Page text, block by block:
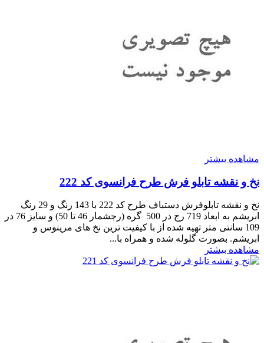
مشاهده بیشتر
نخ و نقشه تابلو فرش طرح فرانسوی کد 222
نخ و نقشه تابلوفرش دستباف طرح کد 222 با 143 رنگ و 29 رنگ
ابریشم به ابعاد 719 رج در 500 گره (رجشمار 46 تا 50) و سایز 76 در
109 سانتی متر تهیه شده از با کیفیت ترین نخ های مرینوس و
ابریشم. بصورت گلوله شده و همراه با...
مشاهده بیشتر